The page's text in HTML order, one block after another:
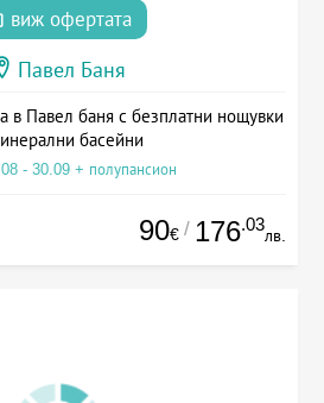
виж офертата
Павел Баня
в Павел баня с безплатни нощувки
басейни
- 30.09 + полупансион
90€ / 176.03
лв.